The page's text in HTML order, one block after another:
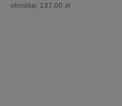
obniżką: 137,00 zł